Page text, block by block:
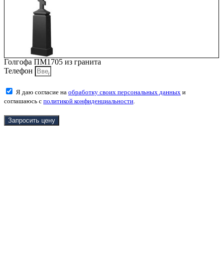
Голгофа ПМ1705 из гранита
Телефон
Я даю согласие на обработку своих персональных данных и
соглашаюсь с политикой конфиденциальности
Запросить цену